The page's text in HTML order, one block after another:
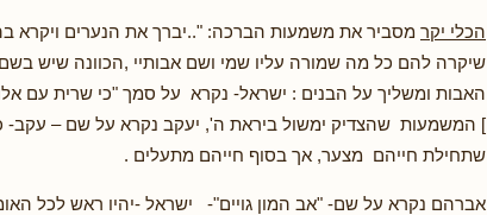
הכלי יקר מסביר את משמעות הברכה: "..יברך את הנערים ויקרא
שיקרה להם כל מה שמורה עליו שמי ושם אבותיי ,הכוונה שיש
האבות ומשליך על הבנים : ישראל- נקרא על סמך "כי שרית עם
] המשמעות שהצדיק ימשול ביראת ה', יעקב נקרא על שם – עקב-
שתחילת חייהם מצער, אך בסוף חייהם מתעלים .
אברהם נקרא על שם- "אב המון גויים"- ישראל -יהיו ראש לכל